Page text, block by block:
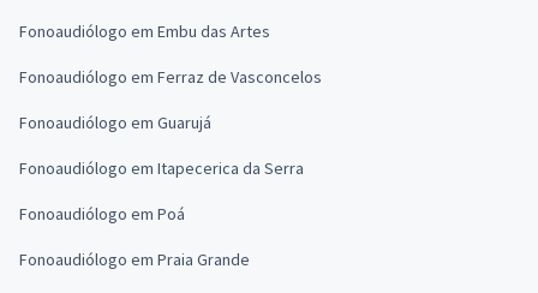
Fonoaudiólogo em Embu das Artes
Fonoaudiólogo em Ferraz de Vasconcelos
Fonoaudiólogo em Guarujá
Fonoaudiólogo em Itapecerica da Serra
Fonoaudiólogo em Poá
Fonoaudiólogo em Praia Grande